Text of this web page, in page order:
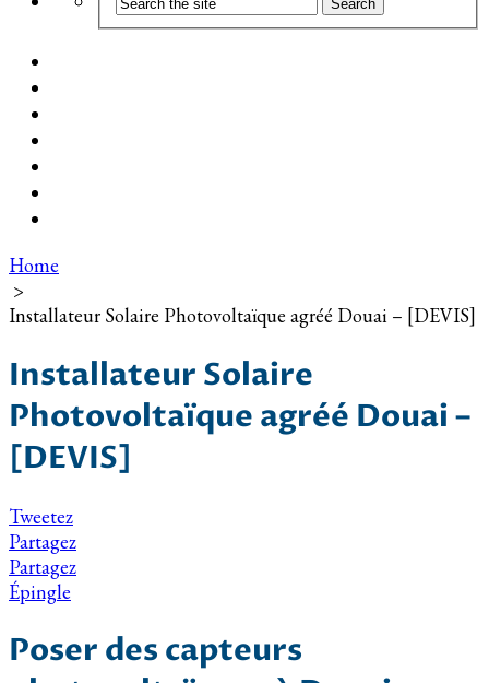
Home
>
Installateur Solaire Photovoltaïque agréé Douai – [DEVIS]
Installateur Solaire
Photovoltaïque agréé Douai –
[DEVIS]
Tweetez
Partagez
Partagez
Épingle
Poser des capteurs